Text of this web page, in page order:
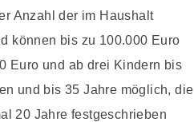
Anzahl der im Haushalt
können bis zu 100.000 Euro
Euro und ab drei Kindern bis
und bis 35 Jahre möglich, die
20 Jahre festgeschrieben